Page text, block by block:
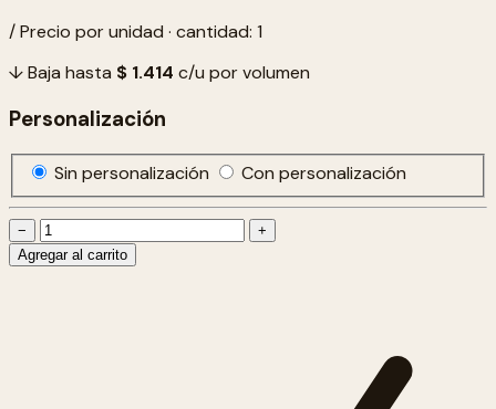
/ Precio por unidad · cantidad: 1
↓ Baja hasta $ 1.414 c/u por volumen
Personalización
Sin personalización Con personalización
−
+
Agregar al carrito